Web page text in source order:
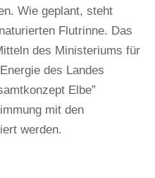
Wie geplant, steht
Flutrinne. Das
des Ministeriums für
des Landes
Elbe”
mit den
werden.